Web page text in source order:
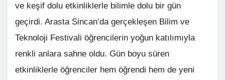
ve keşif dolu etkinliklerle bilimle dolu bir gün
geçirdi. Arasta Sincan’da gerçekleşen Bilim ve
Teknoloji Festivali öğrencilerin yoğun katılımıyla
renkli anlara sahne oldu. Gün boyu süren
etkinliklerle öğrenciler hem öğrendi hem de yeni